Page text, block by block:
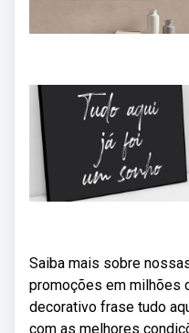
Saiba mais sobre
promoções em milhões
decorativo frase tudo
com as melhores